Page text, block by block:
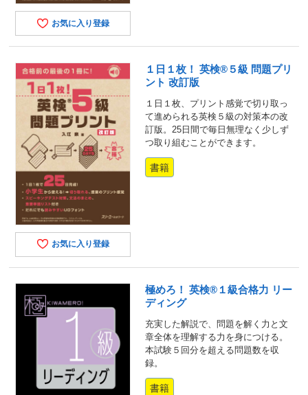
お気に入り登録
お気に入り登録
１日１枚！ 英検®５級 問題プリ
ント 改訂版
１日１枚、プリント感覚で切り取っ
て進められる英検５級の対策本の改
訂版。25日間で毎日無理なく少しず
つ取り組むことができます。
書籍
極めろ！ 英検®１級合格力 リー
ディング
充実した解説で、問題を解く力と文
章全体を理解する力を身につける。
本試験５回分を超える問題数を収
録。
書籍